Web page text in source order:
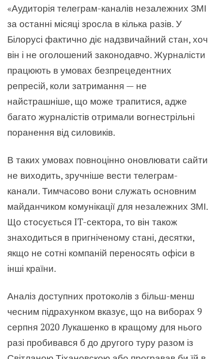
«Аудиторія телеграм-каналів незалежних ЗМІ
за останні місяці зросла в кілька разів. У
Білорусі фактично діє надзвичайний стан, хоч
він і не оголошений законодавчо. Журналісти
працюють в умовах безпрецедентних
репресій, коли затримання — не
найстрашніше, що може трапитися, адже
багато журналістів отримали вогнестрільні
поранення від силовиків.
В таких умовах повноцінно оновлювати сайти
не виходить, зручніше вести телеграм-
канали. Тимчасово вони служать основним
майданчиком комунікації для незалежних ЗМІ.
Що стосується IT-сектора, то він також
знаходиться в пригніченому стані, десятки,
якщо не сотні компаній переносять офіси в
інші країни.
Аналіз доступних протоколів з більш-менш
чесним підрахунком вказує, що на виборах 9
серпня 2020 Лукашенко в кращому для нього
разі пробивався б до другого туру разом із